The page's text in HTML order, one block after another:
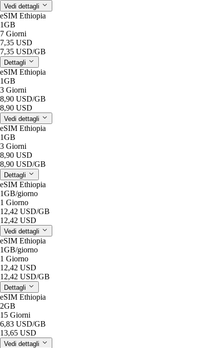
Vedi dettagli
eSIM Ethiopia
1GB
7 Giorni
7,35 USD
7,35 USD/GB
Dettagli
eSIM Ethiopia
1GB
3 Giorni
8,90 USD/GB
8,90 USD
Vedi dettagli
eSIM Ethiopia
1GB
3 Giorni
8,90 USD
8,90 USD/GB
Dettagli
eSIM Ethiopia
1GB/giorno
1 Giorno
12,42 USD/GB
12,42 USD
Vedi dettagli
eSIM Ethiopia
1GB/giorno
1 Giorno
12,42 USD
12,42 USD/GB
Dettagli
eSIM Ethiopia
2GB
15 Giorni
6,83 USD/GB
13,65 USD
Vedi dettagli